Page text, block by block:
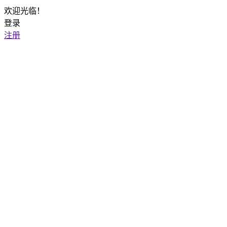
欢迎光临！
登录
注册